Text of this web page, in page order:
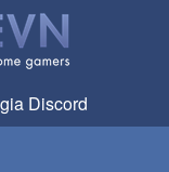
Discord